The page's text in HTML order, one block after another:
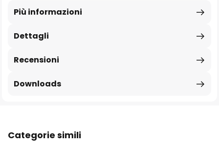
Dettagli
Più informazioni
Recensioni
Downloads
Categorie simili